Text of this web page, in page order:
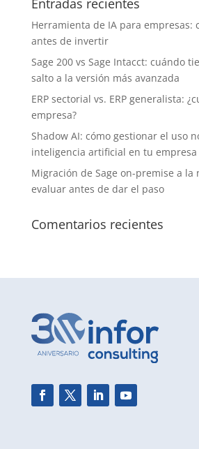
Entradas recientes
Herramienta de IA para empresas:
antes de invertir
Sage 200 vs Sage Intacct: cuándo
salto a la versión más avanzada
ERP sectorial vs. ERP generalista:
empresa?
Shadow AI: cómo gestionar el uso
inteligencia artificial en tu empresa
Migración de Sage on-premise a la
evaluar antes de dar el paso
Comentarios recientes